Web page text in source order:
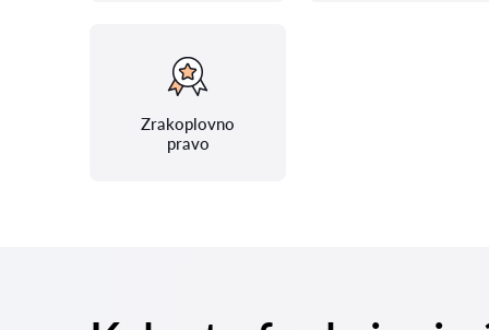
Zrakoplovno
pravo